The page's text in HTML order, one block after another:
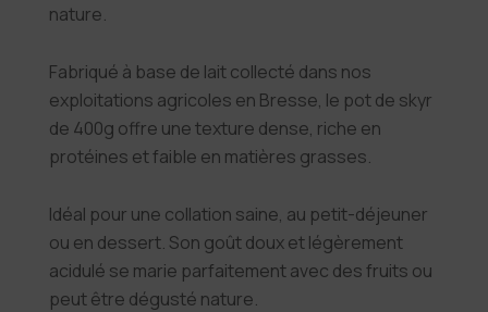
nature.
Fabriqué à base de lait collecté dans nos
exploitations agricoles en Bresse, le pot de skyr
de 400g offre une texture dense, riche en
protéines et faible en matières grasses.
Idéal pour une collation saine, au petit-déjeuner
ou en dessert. Son goût doux et légèrement
acidulé se marie parfaitement avec des fruits ou
peut être dégusté nature.